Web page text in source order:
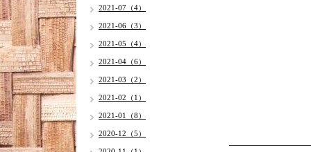
2021-07（4）
2021-06（3）
2021-05（4）
2021-04（6）
2021-03（2）
2021-02（1）
2021-01（8）
2020-12（5）